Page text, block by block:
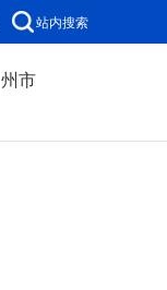
站内搜索
州市